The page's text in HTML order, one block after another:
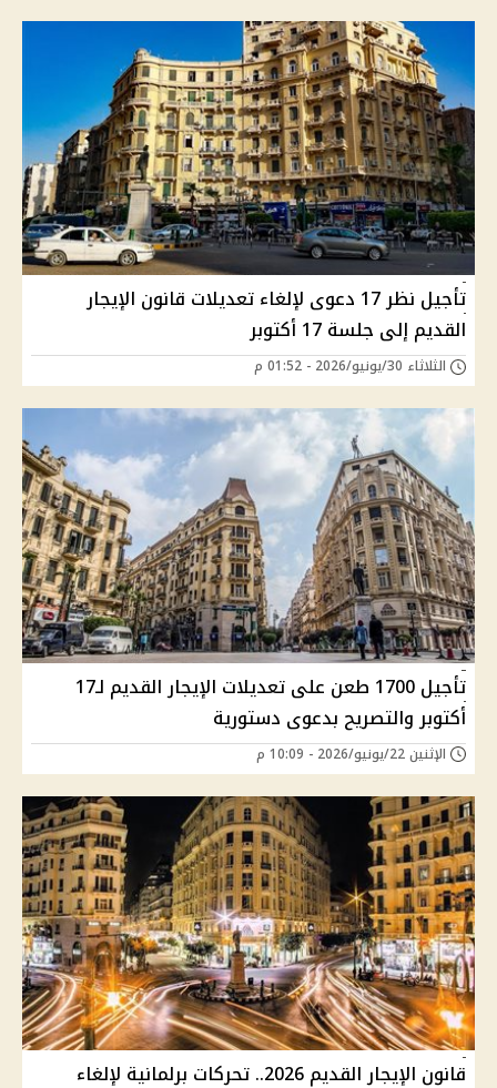
تأجيل نظر 17 دعوى لإلغاء تعديلات قانون الإيجار
القديم إلى جلسة 17 أكتوبر
الثلاثاء 30/يونيو/2026 - 01:52 م
تأجيل 1700 طعن على تعديلات الإيجار القديم لـ17
أكتوبر والتصريح بدعوى دستورية
الإثنين 22/يونيو/2026 - 10:09 م
قانون الإيجار القديم 2026.. تحركات برلمانية لإلغاء